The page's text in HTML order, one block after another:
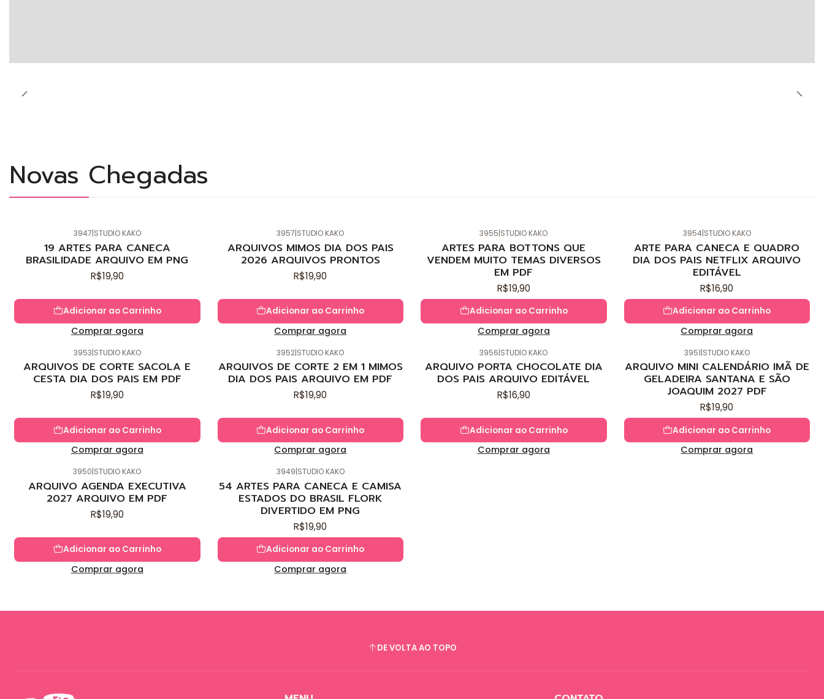
Novas Chegadas
3947|STUDIO KAKO
19 ARTES PARA CANECA
BRASILIDADE ARQUIVO EM PNG
R$19,90
Adicionar ao Carrinho
Comprar agora
3957|STUDIO KAKO
ARQUIVOS MIMOS DIA DOS PAIS
2026 ARQUIVOS PRONTOS
R$19,90
Adicionar ao Carrinho
Comprar agora
3955|STUDIO KAKO
ARTES PARA BOTTONS QUE
VENDEM MUITO TEMAS DIVERSOS
EM PDF
R$19,90
Adicionar ao Carrinho
Comprar agora
3954|STUDIO KAKO
ARTE PARA CANECA E QUADRO
DIA DOS PAIS NETFLIX ARQUIVO
EDITÁVEL
R$16,90
Adicionar ao Carrinho
Comprar agora
3953|STUDIO KAKO
ARQUIVOS DE CORTE SACOLA E
CESTA DIA DOS PAIS EM PDF
R$19,90
Adicionar ao Carrinho
Comprar agora
3952|STUDIO KAKO
ARQUIVOS DE CORTE 2 EM 1 MIMOS
DIA DOS PAIS ARQUIVO EM PDF
R$19,90
Adicionar ao Carrinho
Comprar agora
3956|STUDIO KAKO
ARQUIVO PORTA CHOCOLATE DIA
DOS PAIS ARQUIVO EDITÁVEL
R$16,90
Adicionar ao Carrinho
Comprar agora
3951|STUDIO KAKO
ARQUIVO MINI CALENDÁRIO IMÃ DE
GELADEIRA SANTANA E SÃO
JOAQUIM 2027 PDF
R$19,90
Adicionar ao Carrinho
Comprar agora
3950|STUDIO KAKO
ARQUIVO AGENDA EXECUTIVA
2027 ARQUIVO EM PDF
R$19,90
Adicionar ao Carrinho
Comprar agora
3949|STUDIO KAKO
54 ARTES PARA CANECA E CAMISA
ESTADOS DO BRASIL FLORK
DIVERTIDO EM PNG
R$19,90
Adicionar ao Carrinho
Comprar agora
DE VOLTA AO TOPO